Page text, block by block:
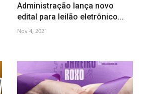
Administração lança novo
edital para leilão eletrônico...
Nov 4, 2021